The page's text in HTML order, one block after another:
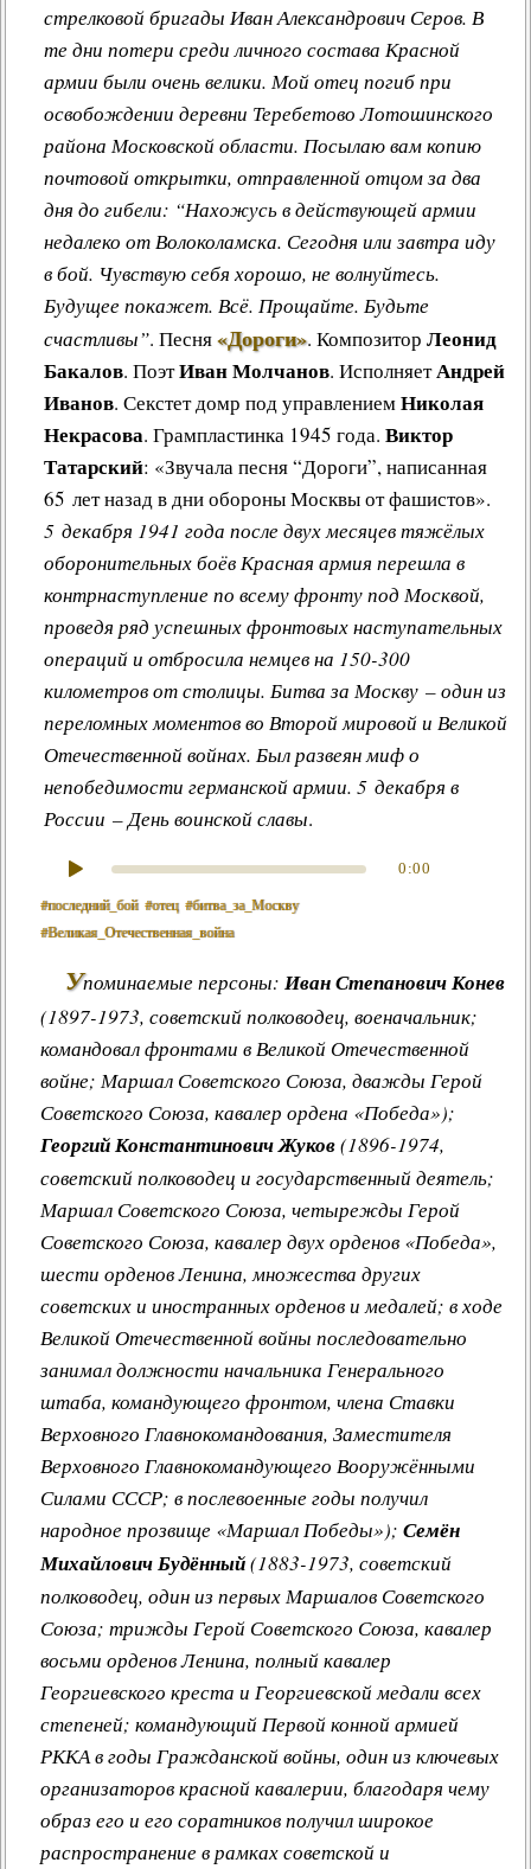
стрелковой бригады Иван Александрович Серов. В
те дни потери среди личного состава Красной
армии были очень велики. Мой отец погиб при
освобождении деревни Теребетово Лотошинского
района Московской области. Посылаю вам копию
почтовой открытки, отправленной отцом за два
дня до гибели: “Нахожусь в действующей армии
недалеко от Волоколамска. Сегодня или завтра иду
в бой. Чувствую себя хорошо, не волнуйтесь.
Будущее покажет. Всё. Прощайте. Будьте
счастливы”. Песня«Дороги». Композитор Леонид
Бакалов. ПоэтИван Молчанов. ИсполняетАндрей
Иванов. Секстет домр под управлениемНиколая
Некрасова. Грампластинка 1945 года. Виктор
Татарский: «Звучала песня “Дороги”, написанная
65 лет назад в дни обороны Москвы от фашистов».
5 декабря 1941 года после двух месяцев тяжёлых
оборонительных боёв Красная армия перешла в
контрнаступление по всему фронту под Москвой,
проведя ряд успешных фронтовых наступательных
операций и отбросила немцев на 150-300
километров от столицы. Битва за Москву – один из
переломных моментов во Второй мировой и Великой
Отечественной войнах. Был развеян миф о
непобедимости германской армии. 5 декабря в
России – День воинской славы.
0:00
#последний_бой #отец #битва_за_Москву
#Великая_Отечественная_война
Упоминаемые персоны: Иван Степанович Конев
(1897-1973, советский полководец, военачальник;
командовал фронтами в Великой Отечественной
войне; Маршал Советского Союза, дважды Герой
Советского Союза, кавалер ордена «Победа»);
Георгий Константинович Жуков(1896-1974,
советский полководец и государственный деятель;
Маршал Советского Союза, четырежды Герой
Советского Союза, кавалер двух орденов «Победа»,
шести орденов Ленина, множества других
советских и иностранных орденов и медалей; в ходе
Великой Отечественной войны последовательно
занимал должности начальника Генерального
штаба, командующего фронтом, члена Ставки
Верховного Главнокомандования, Заместителя
Верховного Главнокомандующего Вооружёнными
Силами СССР; в послевоенные годы получил
народное прозвище «Маршал Победы»); Семён
Михайлович Будённый(1883-1973, советский
полководец, один из первых Маршалов Советского
Союза; трижды Герой Советского Союза, кавалер
восьми орденов Ленина, полный кавалер
Георгиевского креста и Георгиевской медали всех
степеней; командующий Первой конной армией
РККА в годы Гражданской войны, один из ключевых
организаторов красной кавалерии, благодаря чему
образ его и его соратников получил широкое
распространение в рамках советской и